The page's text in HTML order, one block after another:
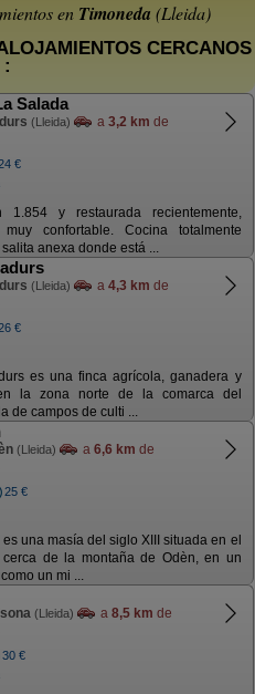
en Timoneda (Lleida)
CERCANOS
:
Salada
(Lleida) a 3,2 km de
€
1.854 y restaurada recientemente,
confortable. Cocina totalmente
anexa donde está ...
(Lleida) a 4,3 km de
€
es una finca agrícola, ganadera y
la zona norte de la comarca del
de campos de culti ...
(Lleida) a 6,6 km de
25 €
es una masía del siglo XIII situada en el
cerca de la montaña de Odèn, en un
un mi ...
(Lleida) a 8,5 km de
30 €